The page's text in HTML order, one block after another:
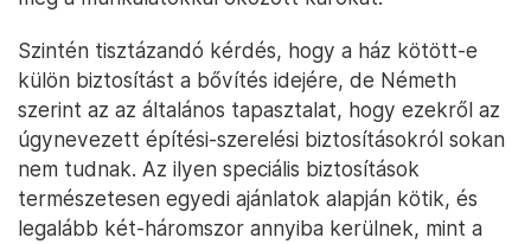
Szintén tisztázandó kérdés, hogy a ház kötött-e
külön biztosítást a bővítés idejére, de Németh
szerint az az általános tapasztalat, hogy ezekről az
úgynevezett építési-szerelési biztosításokról sokan
nem tudnak. Az ilyen speciális biztosítások
természetesen egyedi ajánlatok alapján kötik, és
legalább két-háromszor annyiba kerülnek, mint a